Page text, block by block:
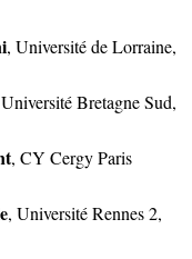
, Université de Lorraine,
Bretagne Sud,
, CY Cergy Paris
, Université Rennes 2,